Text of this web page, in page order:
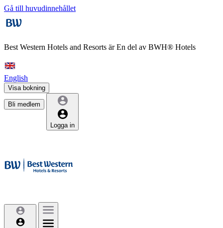
Gå till huvudinnehållet
Best Western Hotels and Resorts ärEn del av BWH® Hotels
English
Visa bokning
Bli medlem
Logga in